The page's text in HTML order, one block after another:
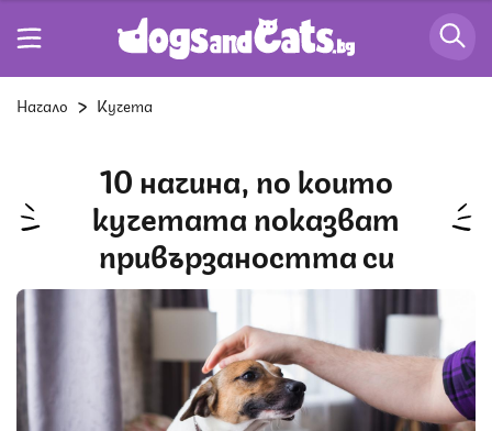
Начало Кучета
10 начина, по които
кучетата показват
привързаността си